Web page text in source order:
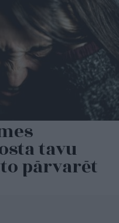
tavu
pārvarēt